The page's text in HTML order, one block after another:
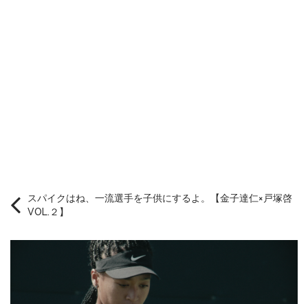
スパイクはね、一流選手を子供にするよ。【金子達仁×戸塚啓
VOL.２】